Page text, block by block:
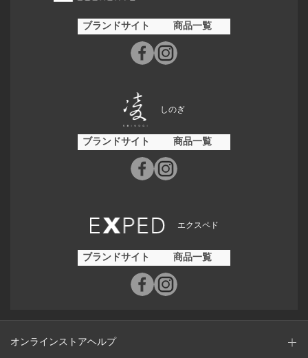
ブランドサイト 商品一覧
しのぎ
ブランドサイト 商品一覧
エクスペド
ブランドサイト 商品一覧
オンラインストアヘルプ